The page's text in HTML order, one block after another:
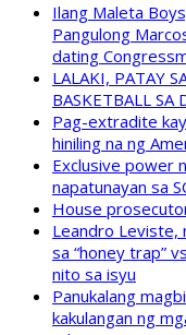
Ilang Maleta
Pangulong
dating
LALAKI, PATAY
BASKETBALL SA
Pag-extradite
hiniling na ng
Exclusive power
napatunayan sa
House
Leandro Leviste,
sa “honey trap”
nito sa isyu
Panukalang
kakulangan ng